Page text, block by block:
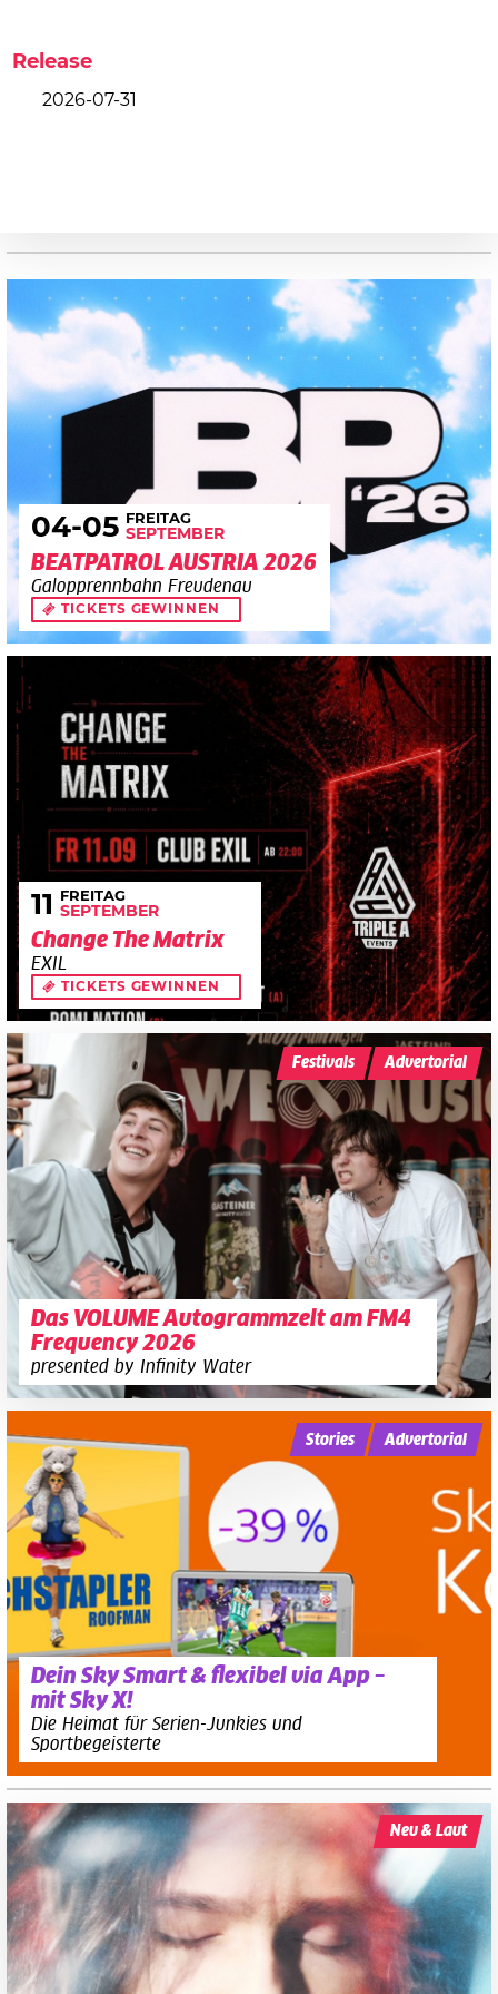
Release
2026-07-31
04-05 FREITAG
SEPTEMBER
BEATPATROL AUSTRIA 2026
Galopprennbahn Freudenau
TICKETS GEWINNEN
11 FREITAG
SEPTEMBER
Change The Matrix
EXIL
TICKETS GEWINNEN
Das VOLUME Autogrammzelt am FM4
Frequency 2026
presented by Infinity Water
Festivals Advertorial
Dein Sky Smart & flexibel via App –
mit Sky X!
Die Heimat für Serien-Junkies und
Sportbegeisterte
Stories Advertorial
Neu & Laut